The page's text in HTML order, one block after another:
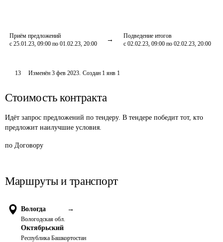
Приём предложений
с 25.01.23, 09:00 по 01.02.23, 20:00
Подведение итогов
с 02.02.23, 09:00 по 02.02.23, 20:00
13 Изменён3 фев 2023. Создан 1 янв 1
Стоимость контракта
Идёт запрос предложений по тендеру. В тендере победит тот, кто
предложит наилучшие условия.
по Договору
Маршруты и транспорт
Вологда →
Вологодская обл.
Октябрьский
Республика Башкортостан